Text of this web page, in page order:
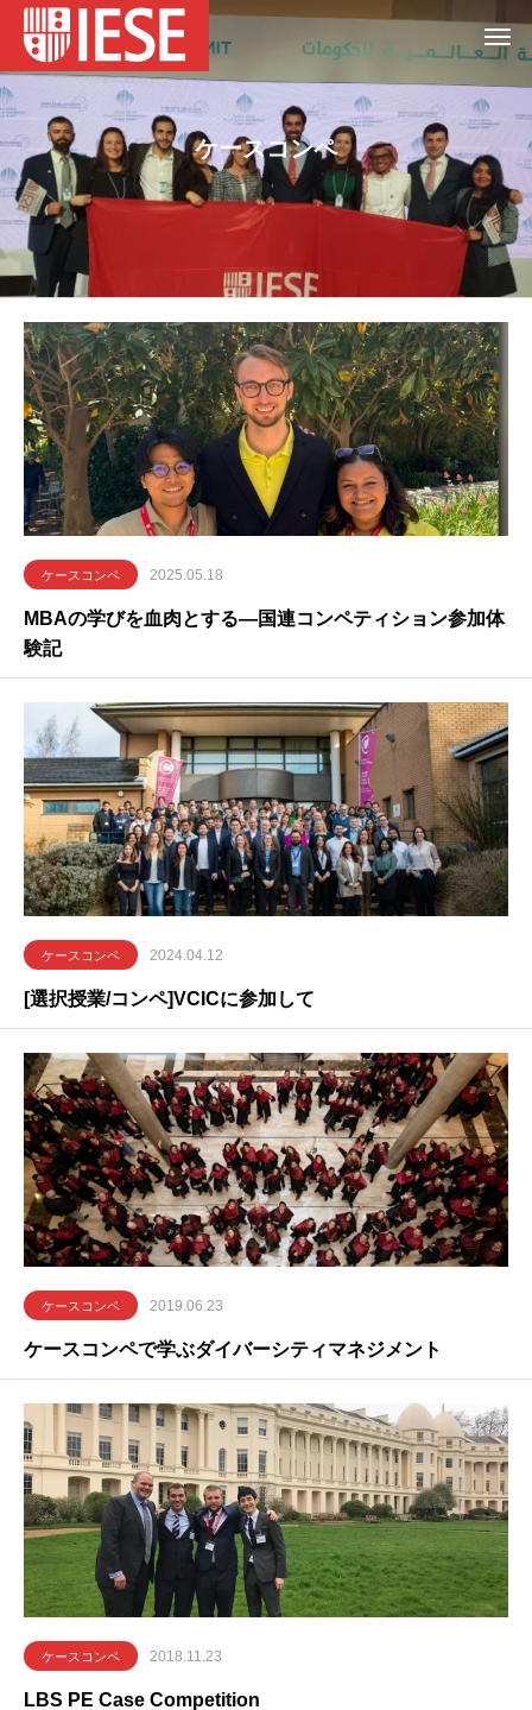
ケースコンペ
ケースコンペ 2025.05.18
MBAの学びを血肉とする―国連コンペティション参加体
験記
ケースコンペ 2024.04.12
[選択授業/コンペ]VCICに参加して
ケースコンペ 2019.06.23
ケースコンペで学ぶダイバーシティマネジメント
ケースコンペ 2018.11.23
LBS PE Case Competition